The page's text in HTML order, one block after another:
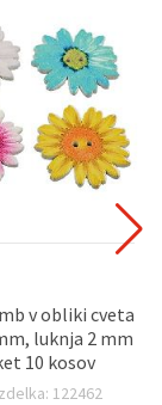
v obliki cveta
luknja 2 mm
10 kosov
122462